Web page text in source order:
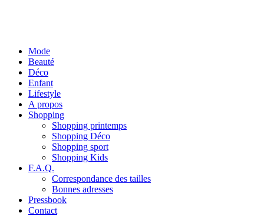
Mode
Beauté
Déco
Enfant
Lifestyle
A propos
Shopping
Shopping printemps
Shopping Déco
Shopping sport
Shopping Kids
F.A.Q.
Correspondance des tailles
Bonnes adresses
Pressbook
Contact